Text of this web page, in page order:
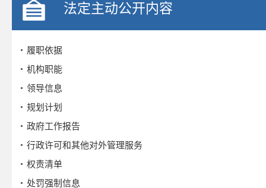
法定主动公开内容
履职依据
机构职能
领导信息
规划计划
政府工作报告
行政许可和其他对外管理服务
权责清单
处罚强制信息